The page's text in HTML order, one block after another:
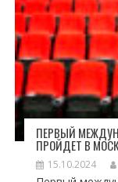
ПЕРВЫЙ
ПРОЙДЕТ В
15.10.2024